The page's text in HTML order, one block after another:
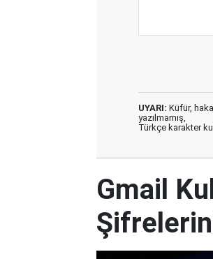
UYARI: Küfür,
yazılmamış,
Türkçe karakter
Gmail